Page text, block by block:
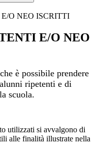
O NEO ISCRITTI
E/O NEO
è possibile prendere
ripetenti e di
scuola.
utilizzati si avvalgono di
alle finalità illustrate nella